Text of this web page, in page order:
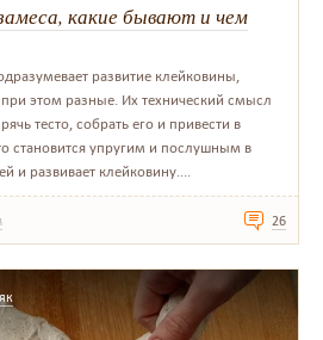
какие бывают и чем
развитие клейковины,
этом разные. Их технический смысл
тесто, собрать его и привести в
становится упругим и послушным в
и развивает клейковину....
26